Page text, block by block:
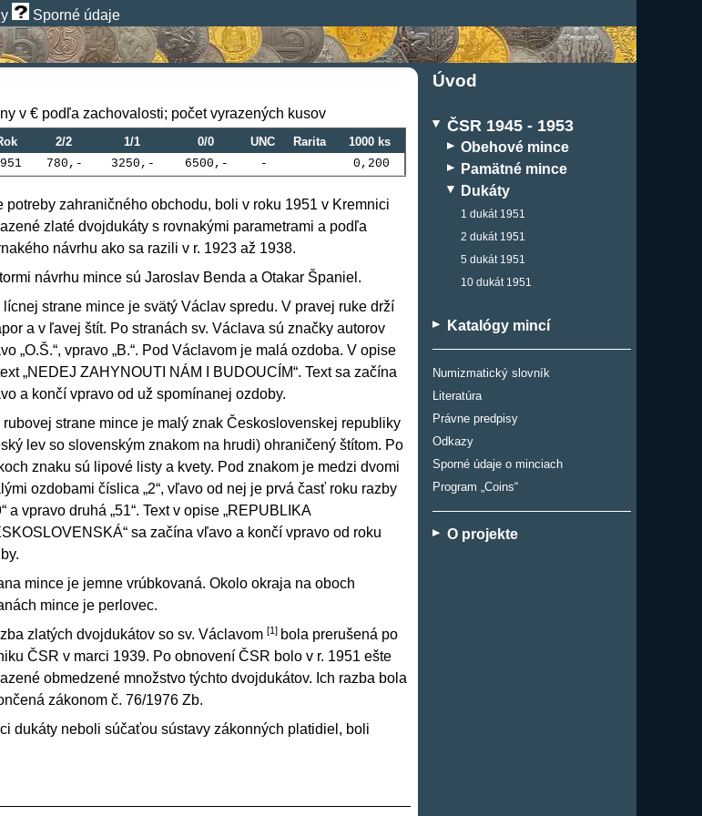
Sporné údaje
v € podľa zachovalosti; počet vyrazených kusov
2/2 1/1 0/0 UNC Rarita
1000 ks
780,- 3250,- 6500,- - 0,200
potreby zahraničného obchodu, boli v roku 1951 v Kremnici
zlaté dvojdukáty s rovnakými parametrami a podľa
návrhu ako sa razili v r. 1923 až 1938.
návrhu mince sú Jaroslav Benda a Otakar Španiel.
lícnej strane mince je svätý Václav spredu. V pravej ruke drží
a v ľavej štít. Po stranách sv. Václava sú značky autorov
„O.Š.“, vpravo „B.“. Pod Václavom je malá ozdoba. V opise
„NEDEJ ZAHYNOUTI NÁM I BUDOUCÍM“. Text sa začína
a končí vpravo od už spomínanej ozdoby.
rubovej strane mince je malý znak Československej republiky
lev so slovenským znakom na hrudi) ohraničený štítom. Po
znaku sú lipové listy a kvety. Pod znakom je medzi dvomi
ozdobami číslica „2“, vľavo od nej je prvá časť roku razby
a vpravo druhá „51“. Text v opise „REPUBLIKA
sa začína vľavo a končí vpravo od roku
mince je jemne vrúbkovaná. Okolo okraja na oboch
mince je perlovec.
zlatých dvojdukátov so sv. Václavom [1] bola prerušená po
ČSR v marci 1939. Po obnovení ČSR bolo v r. 1951 ešte
obmedzené množstvo týchto dvojdukátov. Ich razba bola
zákonom č. 76/1976Zb.
dukáty neboli súčaťou sústavy zákonných platidiel, boli
Úvod
ČSR 1945 - 1953
Obehové mince
Pamätné mince
Dukáty
1 dukát 1951
2 dukát 1951
5 dukát 1951
10 dukát 1951
Katalógy mincí
Numizmatický slovník
Literatúra
Právne predpisy
Odkazy
Sporné údaje o minciach
Program „Coins“
O projekte